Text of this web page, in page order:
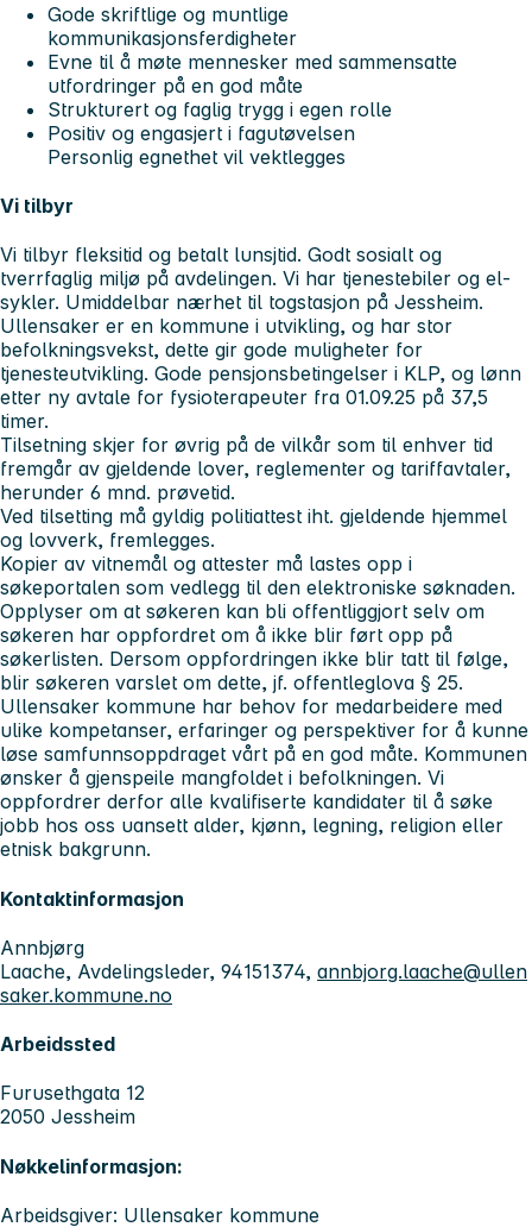
Gode skriftlige og muntlige
kommunikasjonsferdigheter
Evne til å møte mennesker med sammensatte
utfordringer på en god måte
Strukturert og faglig trygg i egen rolle
Positiv og engasjert i fagutøvelsen
Personlig egnethet vil vektlegges
Vi tilbyr
Vi tilbyr fleksitid og betalt lunsjtid. Godt sosialt og
tverrfaglig miljø på avdelingen. Vi har tjenestebiler og el-
sykler. Umiddelbar nærhet til togstasjon på Jessheim.
Ullensaker er en kommune i utvikling, og har stor
befolkningsvekst, dette gir gode muligheter for
tjenesteutvikling. Gode pensjonsbetingelser i KLP, og lønn
etter ny avtale for fysioterapeuter fra 01.09.25 på 37,5
timer.
Tilsetning skjer for øvrig på de vilkår som til enhver tid
fremgår av gjeldende lover, reglementer og tariffavtaler,
herunder 6 mnd. prøvetid.
Ved tilsetting må gyldig politiattest iht. gjeldende hjemmel
og lovverk, fremlegges.
Kopier av vitnemål og attester må lastes opp i
søkeportalen som vedlegg til den elektroniske søknaden.
Opplyser om at søkeren kan bli offentliggjort selv om
søkeren har oppfordret om å ikke blir ført opp på
søkerlisten. Dersom oppfordringen ikke blir tatt til følge,
blir søkeren varslet om dette, jf. offentleglova § 25.
Ullensaker kommune har behov for medarbeidere med
ulike kompetanser, erfaringer og perspektiver for å kunne
løse samfunnsoppdraget vårt på en god måte. Kommunen
ønsker å gjenspeile mangfoldet i befolkningen. Vi
oppfordrer derfor alle kvalifiserte kandidater til å søke
jobb hos oss uansett alder, kjønn, legning, religion eller
etnisk bakgrunn.
Kontaktinformasjon
Annbjørg
Laache, Avdelingsleder, 94151374, annbjorg.laache@ullen
saker.kommune.no
Arbeidssted
Furusethgata 12
2050 Jessheim
Nøkkelinformasjon:
Arbeidsgiver: Ullensaker kommune